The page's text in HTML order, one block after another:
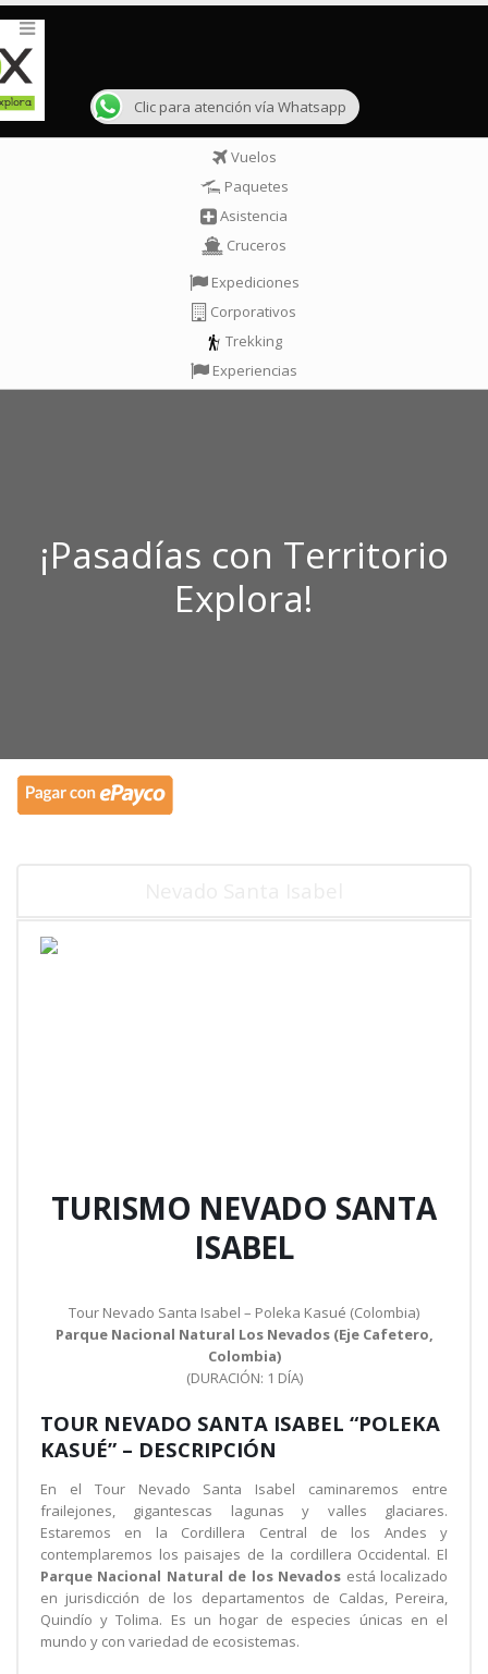
Vuelos
Paquetes
Asistencia
Cruceros
Expediciones
Corporativos
Trekking
Experiencias
¡Pasadías con Territorio
Explora!
TURISMO NEVADO SANTA
ISABEL
Tour Nevado Santa Isabel – Poleka Kasué (Colombia)
Parque Nacional Natural Los Nevados (Eje Cafetero,
Colombia)
(DURACIÓN: 1 DÍA)
TOUR NEVADO SANTA ISABEL “POLEKA
KASUÉ” – DESCRIPCIÓN
En el Tour Nevado Santa Isabel caminaremos entre
frailejones, gigantescas lagunas y valles glaciares.
Estaremos en la Cordillera Central de los Andes y
contemplaremos los paisajes de la cordillera Occidental. El
Parque Nacional Natural de los Nevados está localizado
en jurisdicción de los departamentos de Caldas, Pereira,
Quindío y Tolima. Es un hogar de especies únicas en el
mundo y con variedad de ecosistemas.
Clic para atención vía Whatsapp